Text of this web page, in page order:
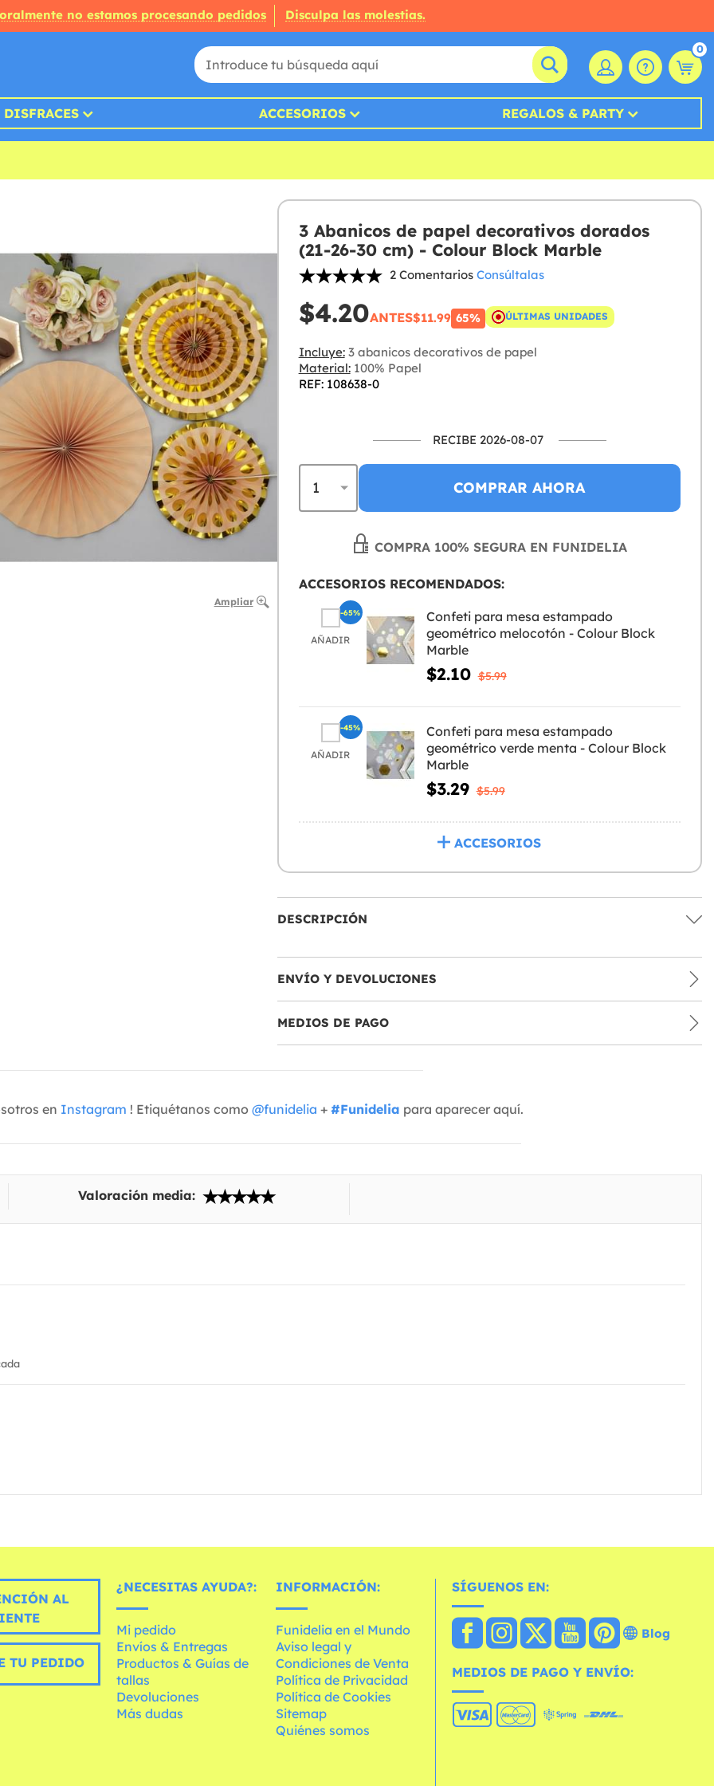
no estamos procesando pedidos Disculpa las molestias.
0
DISFRACES ACCESORIOS REGALOS & PARTY
Ampliar
3 Abanicos de papel decorativos dorados
(21-26-30 cm) - Colour Block Marble
2 Comentarios Consúltalas
$4.20ANTES$11.99 65% ÚLTIMAS UNIDADES
Incluye:3 abanicos decorativos de papel
Material:100% Papel
REF: 108638-0
RECIBE 2026-08-07
COMPRAR AHORA
COMPRA 100% SEGURA EN FUNIDELIA
ACCESORIOS RECOMENDADOS:
AÑADIR
Confeti para mesa estampado
geométrico melocotón - Colour Block
Marble
$2.10 $5.99
-65%
AÑADIR
Confeti para mesa estampado
geométrico verde menta - Colour Block
Marble
$3.29 $5.99
-45%
ACCESORIOS
DESCRIPCIÓN
ENVÍO Y DEVOLUCIONES
MEDIOS DE PAGO
en Instagram ! Etiquétanos como @funidelia + #Funidelia para aparecer aquí.
Valoración media:
AL
TU PEDIDO
¿NECESITAS AYUDA?:
Mi pedido
Envíos & Entregas
Productos & Guías de
tallas
Devoluciones
Más dudas
INFORMACIÓN:
Funidelia en el Mundo
Aviso legal y
Condiciones de Venta
Política de Privacidad
Política de Cookies
Sitemap
Quiénes somos
SÍGUENOS EN:
Blog
MEDIOS DE PAGO Y ENVÍO: